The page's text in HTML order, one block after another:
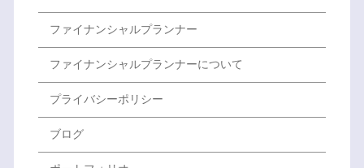
ファイナンシャルプランナー
ファイナンシャルプランナーについて
プライバシーポリシー
ブログ